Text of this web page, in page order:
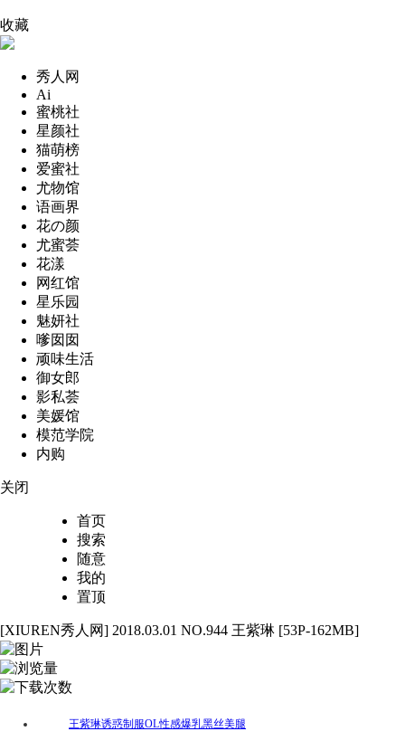
收藏
秀人网
Ai
蜜桃社
星颜社
猫萌榜
爱蜜社
尤物馆
语画界
花の颜
尤蜜荟
花漾
网红馆
星乐园
魅妍社
嗲囡囡
顽味生活
御女郎
影私荟
美媛馆
模范学院
内购
关闭
首页
搜索
随意
我的
置顶
[XIUREN秀人网] 2018.03.01 NO.944 王紫琳 [53P-162MB]
王紫琳诱惑制服OL性感爆乳黑丝美腿